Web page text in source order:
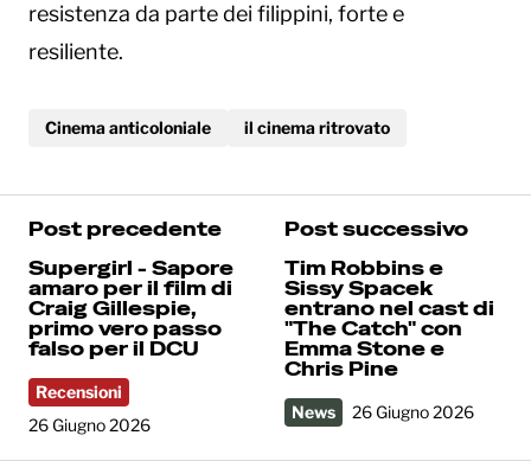
resistenza da parte dei filippini, forte e
resiliente.
Cinema anticoloniale il cinema ritrovato
Post precedente
Supergirl - Sapore
amaro per il film di
Craig Gillespie,
primo vero passo
falso per il DCU
Recensioni
26 Giugno 2026
Post successivo
Tim Robbins e
Sissy Spacek
entrano nel cast di
"The Catch" con
Emma Stone e
Chris Pine
News 26 Giugno 2026